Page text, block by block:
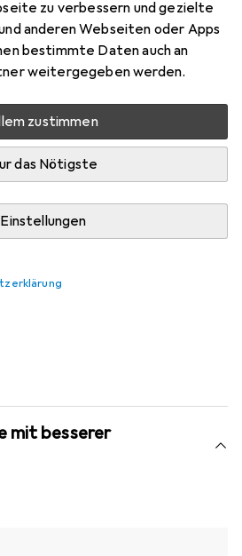
zu verbessern und gezielte
anderen Webseiten oder Apps
bestimmte Daten auch an
weitergegeben werden.
zustimmen
das Nötigste
Einstellungen
Mehr von HPE
beim Lieferanten
schneller verfügbar
genaue Lieferzeit
In den Warenkorb
mit besserer